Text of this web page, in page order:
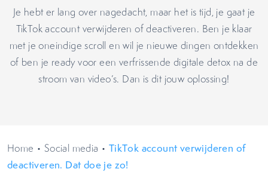
Je hebt er lang over nagedacht, maar het is tijd, je gaat je
TikTok account verwijderen of deactiveren. Ben je klaar
met je oneindige scroll en wil je nieuwe dingen ontdekken
of ben je ready voor een verfrissende digitale detox na de
stroom van video’s. Dan is dit jouw oplossing!
Home • Social media • TikTok account verwijderen of
deactiveren. Dat doe je zo!